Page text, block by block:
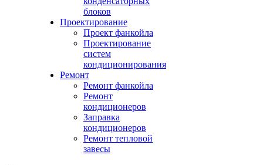
блоков
Проектирование
Проект фанкойла
Проектирование
систем
кондиционирования
Ремонт
Ремонт фанкойла
Ремонт
кондиционеров
Заправка
кондиционеров
Ремонт тепловой
завесы